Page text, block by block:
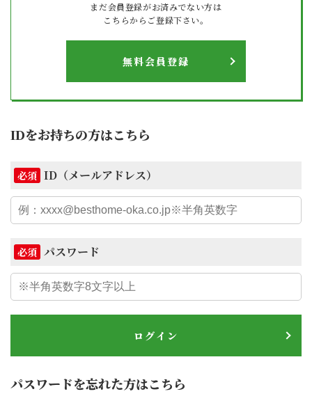
まだ会員登録がお済みでない方は
こちらからご登録下さい。
無料会員登録
IDをお持ちの方はこちら
必須 ID（メールアドレス）
必須 パスワード
ログイン
パスワードを忘れた方はこちら